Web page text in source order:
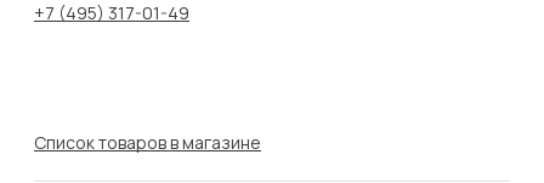
+7 (495) 317-01-49
Список товаров в магазине